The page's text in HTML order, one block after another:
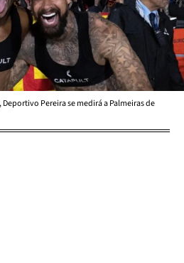
Pereira se medirá a Palmeiras de